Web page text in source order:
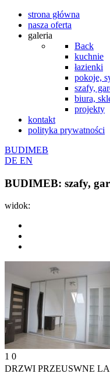
strona główna
nasza oferta
galeria
Back
kuchnie
łazienki
pokoje,
szafy,
biura,
projekty
kontakt
polityka prywatności
BUDIMEB
DE EN
BUDIMEB: szafy,
widok:
1 0
DRZWI PRZEUSWNE